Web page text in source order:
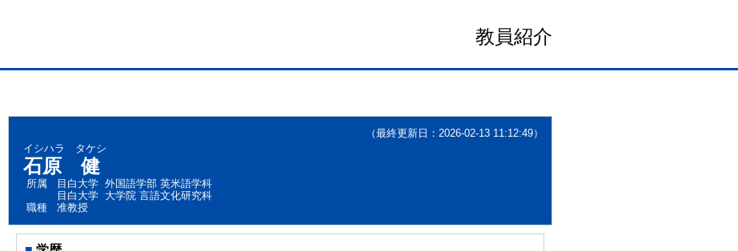
教員紹介
（最終更新日：2026-02-13 11:12:49）
イシハラ タケシ
石原 健
所属
目白大学 外国語学部 英米語学科
目白大学 大学院 言語文化研究科
職種
准教授